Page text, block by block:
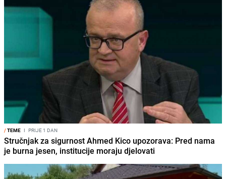
/TEME I PRIJE 1 DAN
Stručnjak za sigurnost Ahmed Kico upozorava: Pred nama
je burna jesen, institucije moraju djelovati